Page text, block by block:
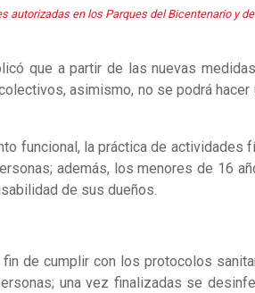
autorizadas en los Parques del Bicentenario y
que a partir de las nuevas
asimismo, no se podrá
funcional, la práctica de
además, los menores de 16
de sus dueños.
de cumplir con los protocolos
una vez finalizadas se